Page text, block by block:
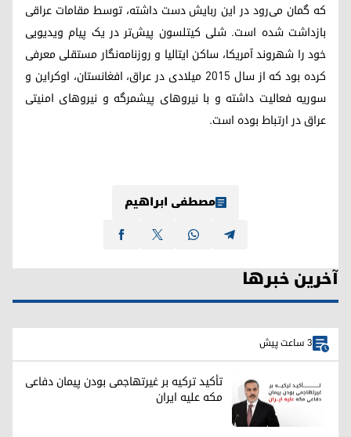
که گمان می‌رود در این ربایش دست داشته، توسط مقامات عراقی
بازداشت شده است. شلی کیتلسون پیش‌تر در یک پیام ویدیویی
خود را شهروند آمریکا، ساکن ایتالیا و روزنامه‌نگار مستقلی معرفی
کرده بود که از سال ۲۰۱۵ میلادی در عراق، افغانستان، اوکراین و
سوریه فعالیت داشته و با نیروهای پیشمرگه و نیروهای امنیتی
عراق در ارتباط بوده است.
مصطفی ابراهیم
آخرین خبرها
3 ساعت پیش
تأکید ترکیه بر غیرتهاجمی بودن پیمان دفاعی
مکه علیه ایران